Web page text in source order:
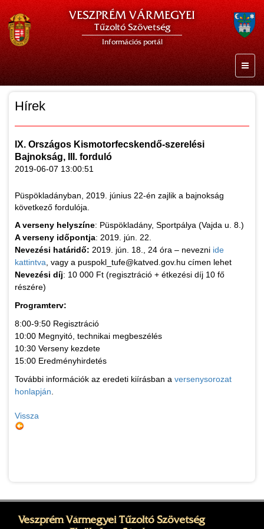
VESZPRÉM VÁRMEGYEI
Tűzoltó Szövetség
Információs portál
Hírek
IX. Országos Kismotorfecskendő-szerelési
Bajnokság, III. forduló
2019-06-07 13:00:51
Püspökladányban, 2019. június 22-én zajlik a bajnokság
következő fordulója.
A verseny helyszíne: Püspökladány, Sportpálya (Vajda u. 8.)
A verseny időpontja: 2019. jún. 22.
Nevezési határidő: 2019. jún. 18., 24 óra – nevezni ide
kattintva , vagy a puspokl_tufe@katved.gov.hu címen lehet
Nevezési díj: 10 000 Ft (regisztráció + étkezési díj 10 fő
részére)
Programterv:
8:00-9:50 Regisztráció
10:00 Megnyitó, technikai megbeszélés
10:30 Verseny kezdete
15:00 Eredményhirdetés
További információk az eredeti kiírásban a versenysorozat
honlapján
Vissza
Veszprém Vármegyei Tűzoltó Szövetség